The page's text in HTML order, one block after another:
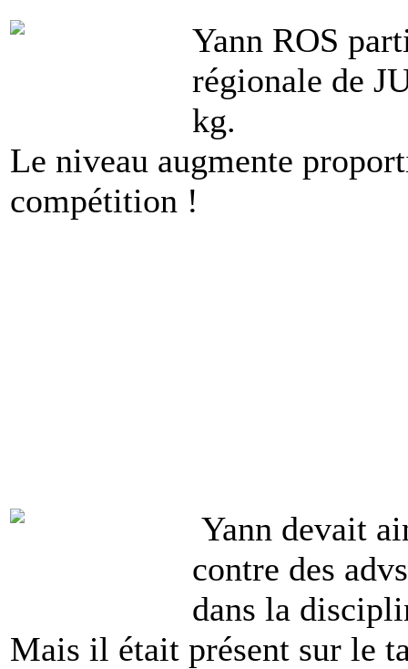
Yann ROS
régionale de
kg.
Le niveau augmente
compétition !
Yann devait
contre des
dans la
Mais il était présent sur le